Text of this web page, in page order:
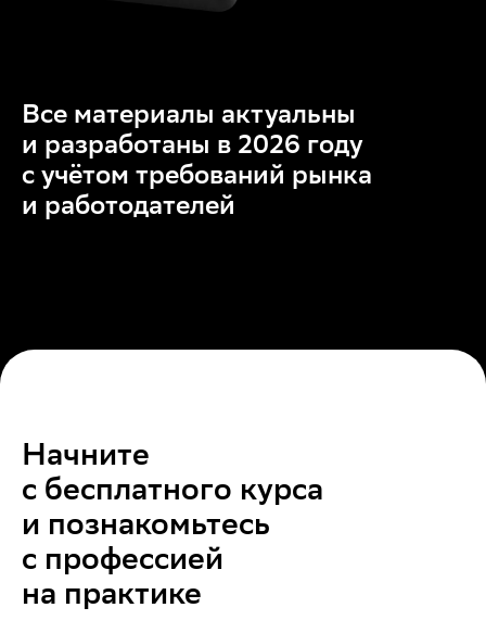
Все материалы актуальны
и разработаны в 2026 году
с учётом требований рынка
и работодателей
Начните
с бесплатного курса
и познакомьтесь
с профессией
на практике